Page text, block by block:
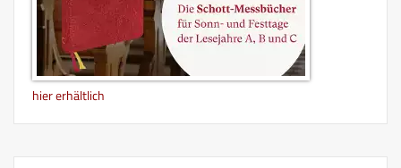
hier erhältlich